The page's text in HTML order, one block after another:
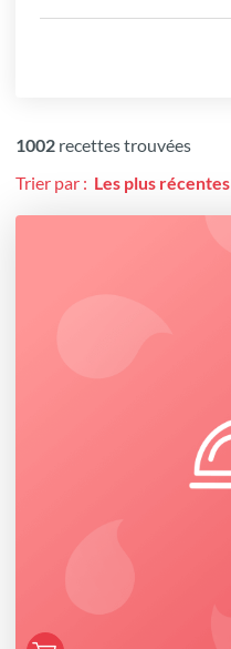
1002 recettes trouvées
Trier par : Les plus récentes